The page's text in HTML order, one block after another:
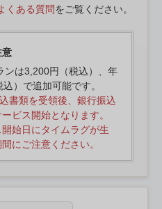
くある質問をご覧ください。
意
は3,200円（税込）、年
）で追加可能です。
書類を受領後、銀行振込
ビス開始となります。
始日にタイムラグが生
にご注意ください。